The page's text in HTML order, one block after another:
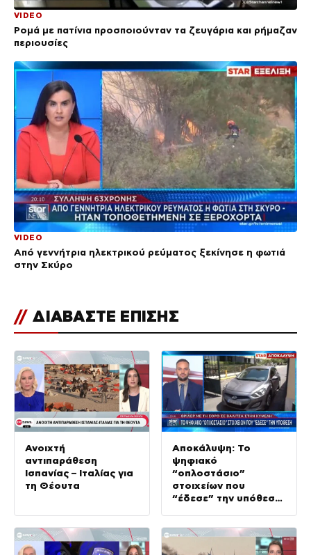
VIDEO
Ρομά με πατίνια προσποιούνταν τα ζευγάρια και ρήμαζαν
περιουσίες
VIDEO
Από γεννήτρια ηλεκτρικού ρεύματος ξεκίνησε η φωτιά
στην Σκύρο
// ΔΙΑΒΑΣΤΕ ΕΠΙΣΗΣ
Ανοιχτή
αντιπαράθεση
Ισπανίας – Ιταλίας για
τη Θέουτα
Αποκάλυψη: Το
ψηφιακό
“οπλοστάσιο”
στοιχείων που
“έδεσε” την υπόθεση